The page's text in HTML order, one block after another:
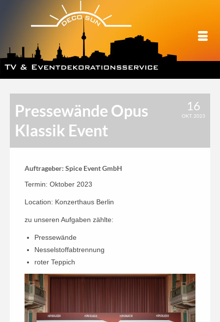
16
OKT. 2023
Pressewände Opus
Klassik Event
Auftrageber: Spice Event GmbH
Termin: Oktober 2023
Location: Konzerthaus Berlin
zu unseren Aufgaben zählte:
Pressewände
Nesselstoffabtrennung
roter Teppich